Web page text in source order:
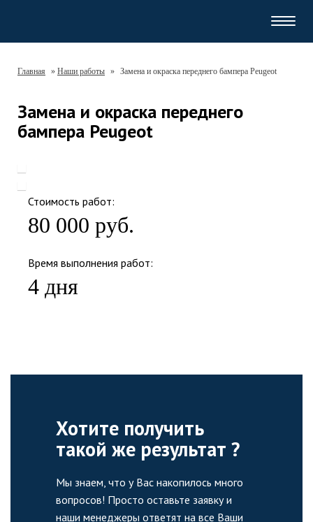
Главная » Наши работы » Замена и окраска переднего бампера Peugeot
Замена и окраска переднего
бампера Peugeot
Стоимость работ:
80 000 руб.
Время выполнения работ:
4 дня
Хотите получить
такой же результат ?
Мы знаем, что у Вас накопилось много
вопросов! Просто оставьте заявку и
наши менеджеры ответят на все Ваши